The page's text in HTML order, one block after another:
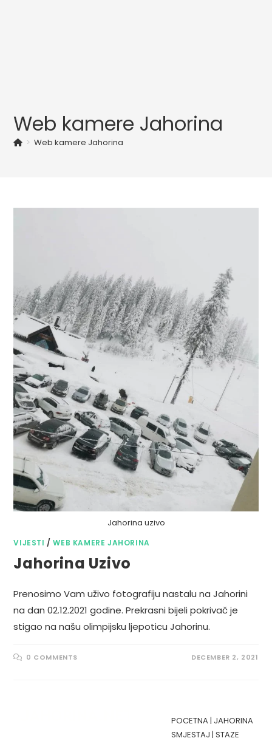
Web kamere Jahorina
> Web kamere Jahorina
Jahorina uzivo
VIJESTI /WEB KAMERE JAHORINA
Jahorina Uzivo
Prenosimo Vam uživo fotografiju nastalu na Jahorini
na dan 02.12.2021 godine. Prekrasni bijeli pokrivač je
stigao na našu olimpijsku ljepoticu Jahorinu.
0 COMMENTS DECEMBER 2, 2021
POCETNA| JAHORINA
SMJESTAJ |STAZE